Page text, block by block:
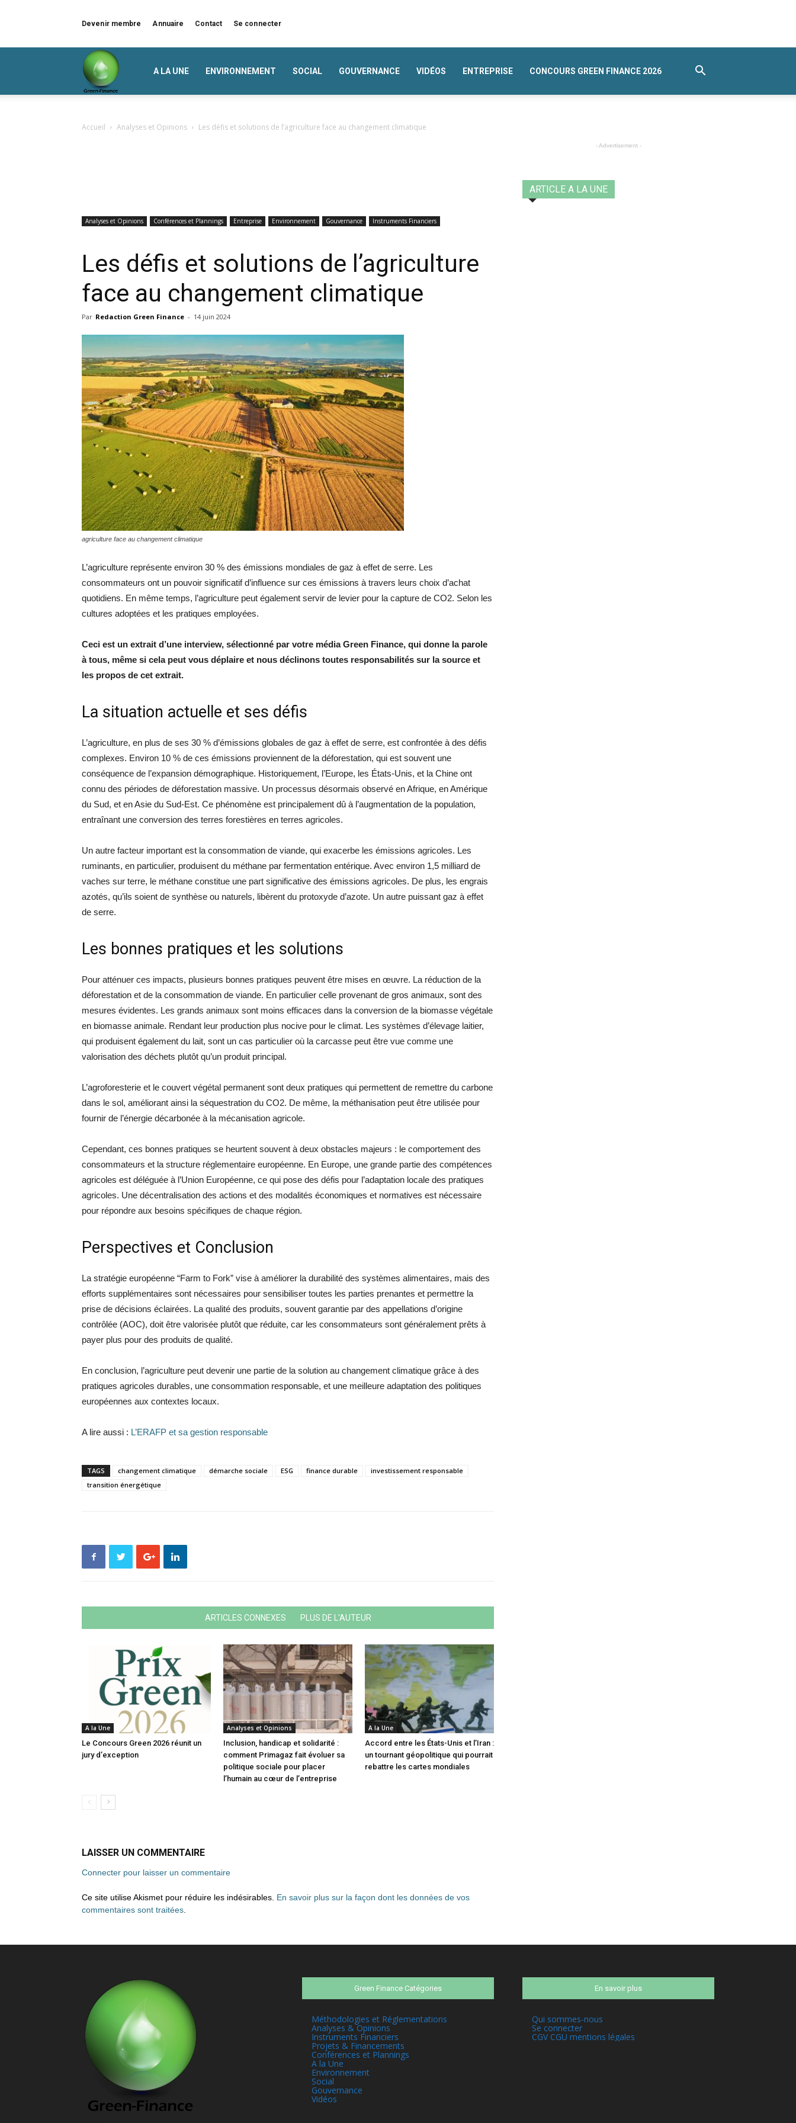
Devenir membre Annuaire Contact Se connecter
A LA UNE ENVIRONNEMENT SOCIAL GOUVERNANCE VIDÉOS ENTREPRISE CONCOURS GREEN FINANCE 2026
Accueil Analyses et Opinions Les défis et solutions de l’agriculture face au changement climatique
Analyses et Opinions Conférences et Plannings Entreprise Environnement Gouvernance Instruments Financiers
Les défis et solutions de l’agriculture
face au changement climatique
Par Redaction Green Finance - 14 juin 2024
agriculture face au changement climatique
L’agriculture représente environ 30 % des émissions mondiales de gaz à effet de serre. Les
consommateurs ont un pouvoir significatif d’influence sur ces émissions à travers leurs choix d’achat
quotidiens. En même temps, l’agriculture peut également servir de levier pour la capture de CO2. Selon les
cultures adoptées et les pratiques employées.
Ceci est un extrait d’une interview, sélectionné par votre média Green Finance, qui donne la parole
à tous, même si cela peut vous déplaire et nous déclinons toutes responsabilités sur la source et
les propos de cet extrait.
La situation actuelle et ses défis
L’agriculture, en plus de ses 30 % d’émissions globales de gaz à effet de serre, est confrontée à des défis
complexes. Environ 10 % de ces émissions proviennent de la déforestation, qui est souvent une
conséquence de l’expansion démographique. Historiquement, l’Europe, les États-Unis, et la Chine ont
connu des périodes de déforestation massive. Un processus désormais observé en Afrique, en Amérique
du Sud, et en Asie du Sud-Est. Ce phénomène est principalement dû à l’augmentation de la population,
entraînant une conversion des terres forestières en terres agricoles.
Un autre facteur important est la consommation de viande, qui exacerbe les émissions agricoles. Les
ruminants, en particulier, produisent du méthane par fermentation entérique. Avec environ 1,5 milliard de
vaches sur terre, le méthane constitue une part significative des émissions agricoles. De plus, les engrais
azotés, qu’ils soient de synthèse ou naturels, libèrent du protoxyde d’azote. Un autre puissant gaz à effet
de serre.
Les bonnes pratiques et les solutions
Pour atténuer ces impacts, plusieurs bonnes pratiques peuvent être mises en œuvre. La réduction de la
déforestation et de la consommation de viande. En particulier celle provenant de gros animaux, sont des
mesures évidentes. Les grands animaux sont moins efficaces dans la conversion de la biomasse végétale
en biomasse animale. Rendant leur production plus nocive pour le climat. Les systèmes d’élevage laitier,
qui produisent également du lait, sont un cas particulier où la carcasse peut être vue comme une
valorisation des déchets plutôt qu’un produit principal.
L’agroforesterie et le couvert végétal permanent sont deux pratiques qui permettent de remettre du carbone
dans le sol, améliorant ainsi la séquestration du CO2. De même, la méthanisation peut être utilisée pour
fournir de l’énergie décarbonée à la mécanisation agricole.
Cependant, ces bonnes pratiques se heurtent souvent à deux obstacles majeurs : le comportement des
consommateurs et la structure réglementaire européenne. En Europe, une grande partie des compétences
agricoles est déléguée à l’Union Européenne, ce qui pose des défis pour l’adaptation locale des pratiques
agricoles. Une décentralisation des actions et des modalités économiques et normatives est nécessaire
pour répondre aux besoins spécifiques de chaque région.
Perspectives et Conclusion
La stratégie européenne “Farm to Fork” vise à améliorer la durabilité des systèmes alimentaires, mais des
efforts supplémentaires sont nécessaires pour sensibiliser toutes les parties prenantes et permettre la
prise de décisions éclairées. La qualité des produits, souvent garantie par des appellations d’origine
contrôlée (AOC), doit être valorisée plutôt que réduite, car les consommateurs sont généralement prêts à
payer plus pour des produits de qualité.
En conclusion, l’agriculture peut devenir une partie de la solution au changement climatique grâce à des
pratiques agricoles durables, une consommation responsable, et une meilleure adaptation des politiques
européennes aux contextes locaux.
A lire aussi : L’ERAFP et sa gestion responsable
TAGS changement climatique démarche sociale ESG finance durable
investissement responsable
transition énergétique
ARTICLES CONNEXES PLUS DE L'AUTEUR
A la Une
Le Concours Green 2026 réunit un
jury d’exception
Analyses et Opinions
Inclusion, handicap et solidarité :
comment Primagaz fait évoluer sa
politique sociale pour placer
l’humain au cœur de l’entreprise
A la Une
Accord entre les États-Unis et l’Iran :
un tournant géopolitique qui pourrait
rebattre les cartes mondiales
LAISSER UN COMMENTAIRE
Connecter pour laisser un commentaire
Ce site utilise Akismet pour réduire les indésirables. En savoir plus sur la façon dont les données de vos
commentaires sont traitées
- Advertisement -
ARTICLE A LA UNE
Green Finance Catégories
Méthodologies et Réglementations
Analyses & Opinions
Instruments Financiers
Projets & Financements
Conférences et Plannings
A la Une
Environnement
Social
Gouvernance
Vidéos
En savoir plus
Qui sommes-nous
Se connecter
CGV CGU mentions légales